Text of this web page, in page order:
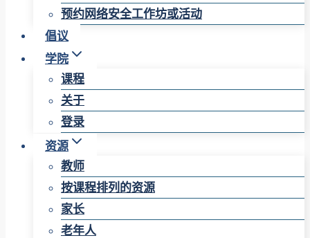
预约网络安全工作坊或活动
倡议
学院
课程
关于
登录
资源
教师
按课程排列的资源
家长
老年人